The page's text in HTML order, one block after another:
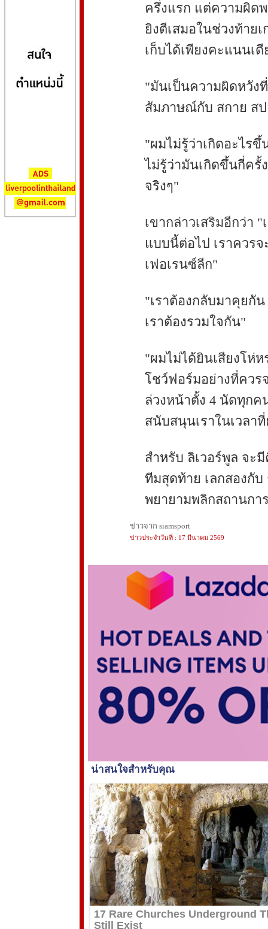
ครึ่งแรก แต่ความผิด
ยิงตีเสมอในช่วงท้าย
เก็บได้เพียงคะแนนเ
"มันเป็นความผิดหวัง
สัมภาษณ์กับ สกาย ส
"ผมไม่รู้ว่าเกิดอะไร
ไม่รู้ว่ามันเกิดขึ้นกี่ครั้
จริงๆ"
เขากล่าวเสริมอีกว่า "
แบบนี้ต่อไป เราควร
เฟอเรนซ์ลีก"
"เราต้องกลับมาคุยกั
เราต้องรวมใจกัน"
"ผมไม่ได้ยินเสียงโห่ห
โชว์ฟอร์มอย่างที่ควร
ล่วงหน้าตั้ง 4 นัดทุกค
สนับสนุนเราในเวลา
สำหรับ ลิเวอร์พูล จะ
ทีมสุดท้าย เลกสองกั
พยายามพลิกสถานก
ข่าวจาก siamsport
ข่าวประจำวันที่ : 17 มีนาคม 2569